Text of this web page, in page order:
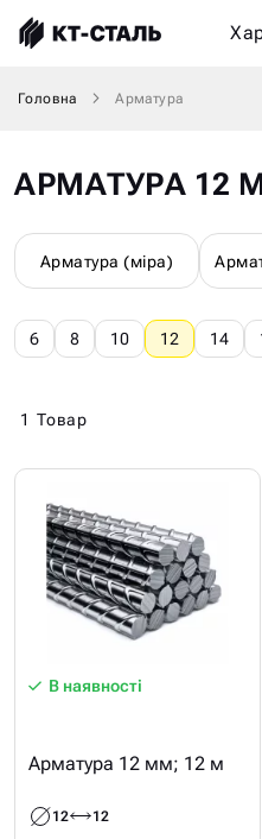
Головна Арматура
АРМАТУРА 12
Арматура (міра)
6 8 10 12 14
1 Товар
В наявності
Арматура 12 мм; 12 м
12 12